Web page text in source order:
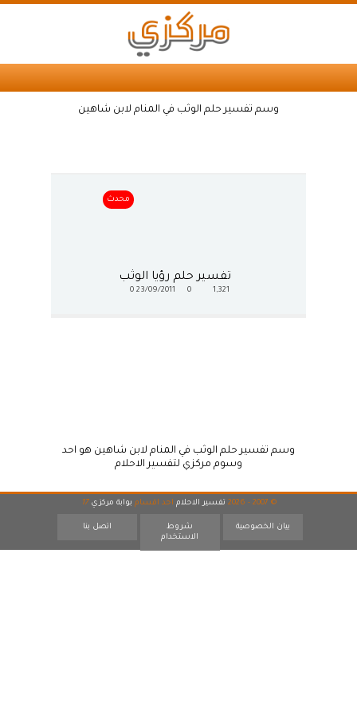
وسم تفسير حلم الوثب في المنام لابن شاهين
محدث
تفسير حلم رؤيا الوثب
1,321
0
23/09/2011
0
وسم تفسير حلم الوثب في المنام لابن شاهين هو احد
وسوم مركزي لتفسير الاحلام
© 2007 - 2026 تفسير الاحلام احد اقسام بوابة مركزي 17
بيان الخصوصية
شروط
الاستخدام
اتصل بنا